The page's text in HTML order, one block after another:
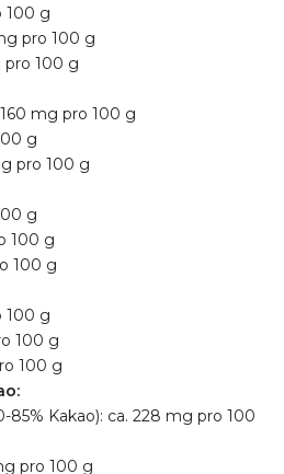
100 g
pro 100 g
pro 100 g
mg pro 100 g
g
pro 100 g
g
100 g
100 g
100 g
100 g
100 g
85% Kakao): ca. 228 mg pro 100
pro 100 g